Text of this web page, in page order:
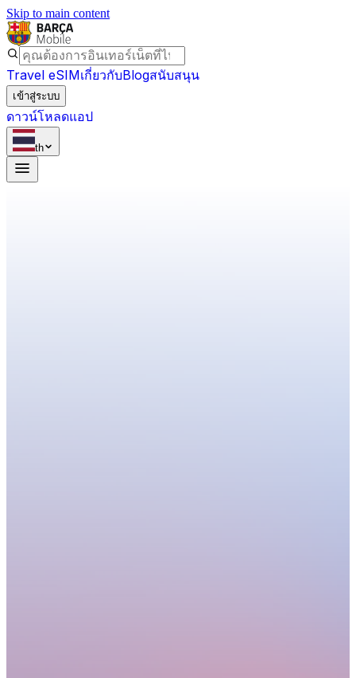
Skip to main content
Travel eSIMเกี่ยวกับBlogสนับสนุน
เข้าสู่ระบบ
ดาวน์โหลดแอป
th